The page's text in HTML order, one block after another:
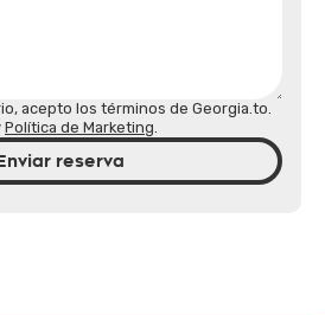
acepto los términos de Georgia.to.
Política de Marketing.
reserva